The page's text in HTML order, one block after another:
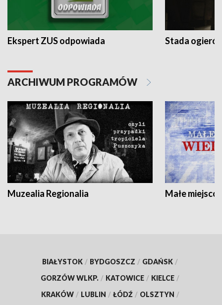
Ekspert ZUS odpowiada Stada
ARCHIWUM PROGRAMÓW
Muzealia Regionalia Małe
BIAŁYSTOK / BYDGOSZCZ / GDAŃSK /
GORZÓW WLKP. / KATOWICE / KIELCE /
KRAKÓW / LUBLIN / ŁÓDŹ / OLSZTYN /